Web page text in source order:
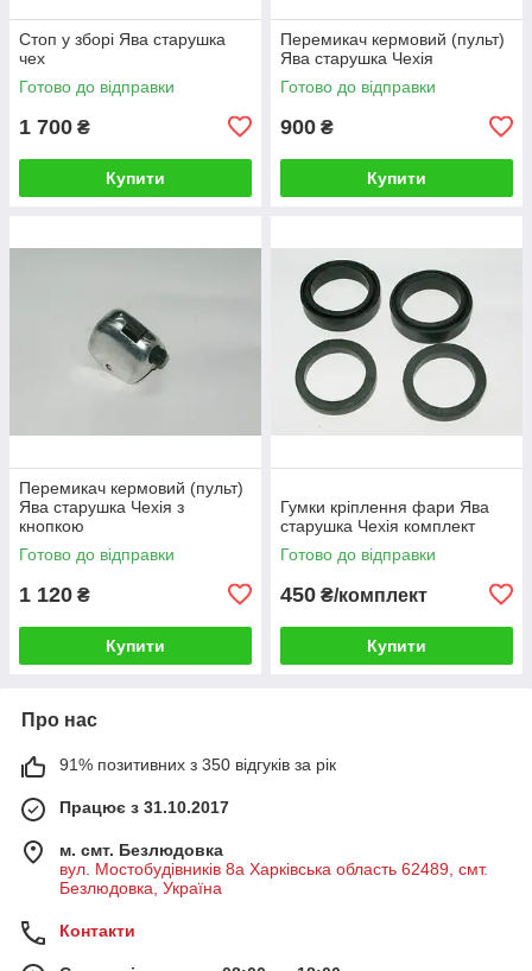
Стоп у зборі Ява старушка
чех
Готово до відправки
1 700 ₴
Купити
Перемикач кермовий (пульт)
Ява старушка Чехія
Готово до відправки
900 ₴
Купити
Перемикач кермовий (пульт)
Ява старушка Чехія з
кнопкою
Готово до відправки
1 120 ₴
Купити
Гумки кріплення фари Ява
старушка Чехія комплект
Готово до відправки
450 ₴/комплект
Купити
Про нас
91% позитивних з 350 відгуків за рік
Працює з 31.10.2017
м. смт. Безлюдовка
вул. Мостобудівників 8а Харківська область 62489, смт.
Безлюдовка, Україна
Контакти